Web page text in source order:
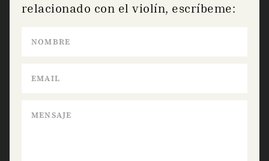
relacionado con el violín, escríbeme: